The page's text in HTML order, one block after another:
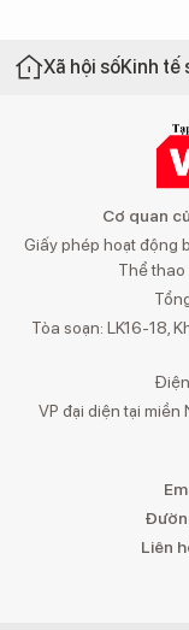
Xã hội sốKinh tế
Cơ quan
Giấy phép hoạt động
Thể thao
Tòa soạn: LK16-18,
VP đại diện tại miền
Liên